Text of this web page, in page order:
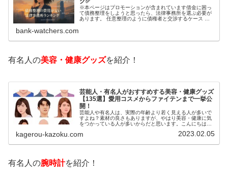
※本ページはプロモーションが含まれています借金に困っ
て債務整理をしようと思ったら、法律事務所を選ぶ必要が
あります。 任意整理のように債権者と交渉するケース 自
bank-watchers.com
有名人の美容・健康グッズを紹介！
芸能人・有名人がおすすめする美容・健康グッズ
【135選】愛用コスメからファイテンまで一挙公
開！
芸能人や有名人は、実際の年齢より若く見える人が多いで
すよね？素材の良さもありますが、やはり美容・健康に気
をつかっている人が多いからだと思います。こんにちは！
いるのでしょうか？今回は、芸能人…
kagerou-kazoku.com 2023.02.05
有名人の腕時計を紹介！